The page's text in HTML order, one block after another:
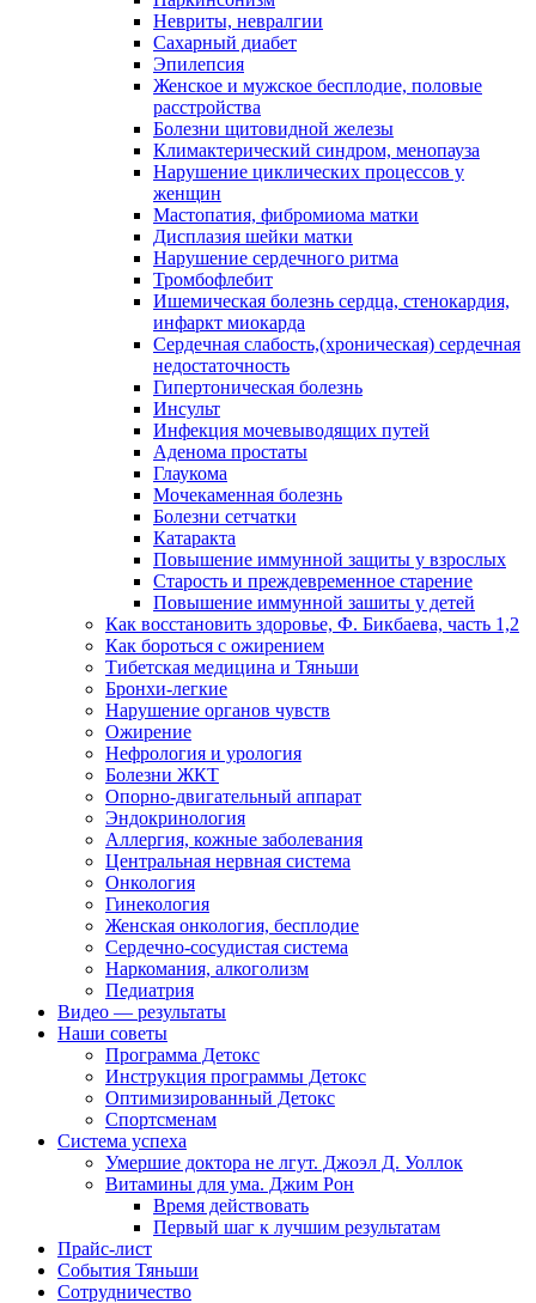
Невриты, невралгии
Сахарный диабет
Эпилепсия
Женское и мужское бесплодие, половые
расстройства
Болезни щитовидной железы
Климактерический синдром, менопауза
Нарушение циклических процессов у
женщин
Мастопатия, фибромиома матки
Дисплазия шейки матки
Нарушение сердечного ритма
Тромбофлебит
Ишемическая болезнь сердца, стенокардия,
инфаркт миокарда
Сердечная слабость,(хроническая) сердечная
недостаточность
Гипертоническая болезнь
Инсульт
Инфекция мочевыводящих путей
Аденома простаты
Глаукома
Мочекаменная болезнь
Болезни сетчатки
Катаракта
Повышение иммунной защиты у взрослых
Старость и преждевременное старение
Повышение иммунной зашиты у детей
Как восстановить здоровье, Ф. Бикбаева, часть 1,2
Как бороться с ожирением
Тибетская медицина и Тяньши
Бронхи-легкие
Нарушение органов чувств
Ожирение
Нефрология и урология
Болезни ЖКТ
Опорно-двигательный аппарат
Эндокринология
Аллергия, кожные заболевания
Центральная нервная система
Онкология
Гинекология
Женская онкология, бесплодие
Сердечно-сосудистая система
Наркомания, алкоголизм
Педиатрия
Видео — результаты
Наши советы
Программа Детокс
Инструкция программы Детокс
Оптимизированный Детокс
Спортсменам
Система успеха
Умершие доктора не лгут. Джоэл Д. Уоллок
Витамины для ума. Джим Рон
Время действовать
Первый шаг к лучшим результатам
Прайс-лист
События Тяньши
Сотрудничество